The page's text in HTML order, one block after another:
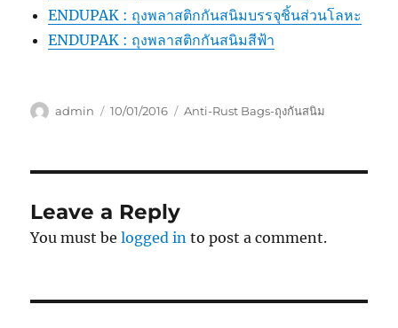
ENDUPAK : ถุงพลาสติกกันสนิมบรรจุชิ้นส่วนโลหะ
ENDUPAK : ถุงพลาสติกกันสนิมสีฟ้า
Author
admin
Posted
10/01/2016 Categories
Anti-Rust Bags-ถุงกันสนิม
Leave a Reply
You must belogged in to post a comment.